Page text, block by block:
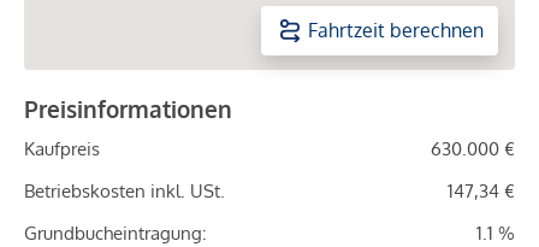
Fahrtzeit berechnen
Preisinformationen
Kaufpreis
630.000 €
Betriebskosten inkl. USt.
147,34 €
Grundbucheintragung:
1.1 %